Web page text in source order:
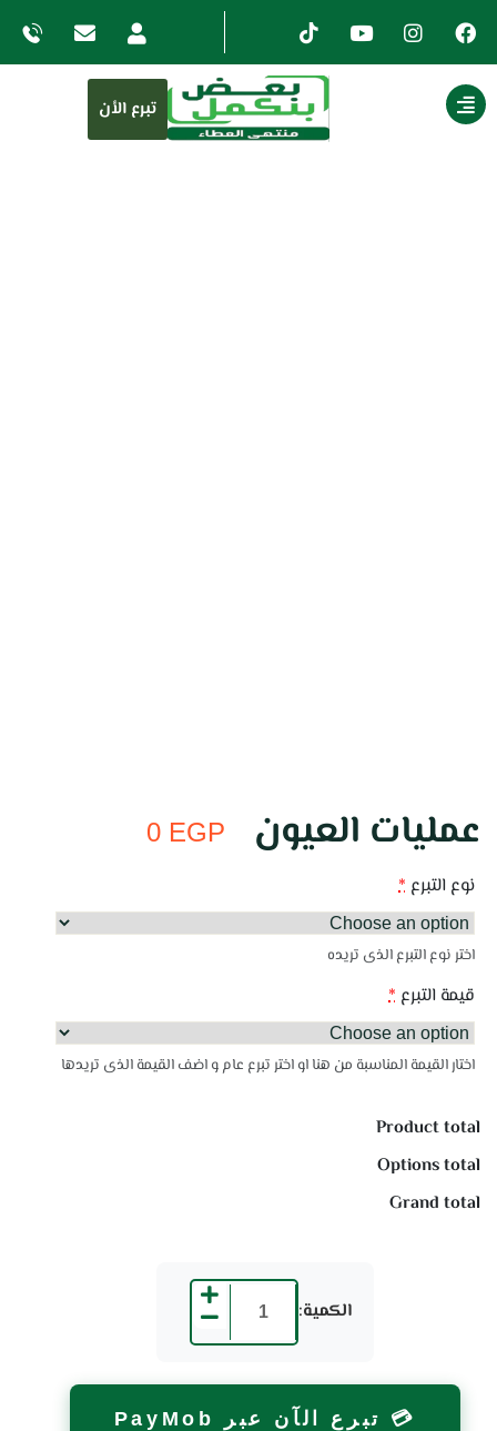
تبرع الأن
عمليات العيون 0 EGP
نوع التبرع *
اختر نوع التبرع الذى تريده
قيمة التبرع *
اختار القيمة المناسبة من هنا او اختر تبرع عام و اضف القيمة الذى تريدها
Product total
Options total
Grand total
الكمية:
💳 تبرع الآن عبر PayMob